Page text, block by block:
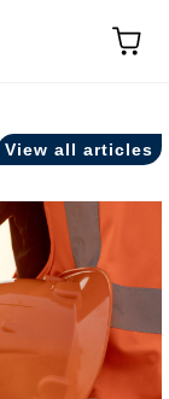
View all articles